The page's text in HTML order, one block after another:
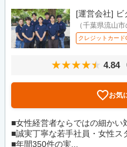
[運営会社] ビ
（千葉県流山
クレジットカード
4.84
お気
■女性経営者ならではの細かい
■誠実丁寧な若手社員・女性ス
■年間350件の実...